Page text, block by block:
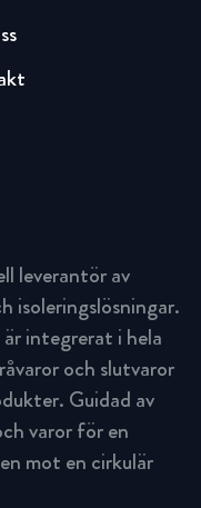
leverantör av
isoleringslösningar.
integrerat i hela
och slutvaror
Guidad av
varor för en
mot en cirkulär